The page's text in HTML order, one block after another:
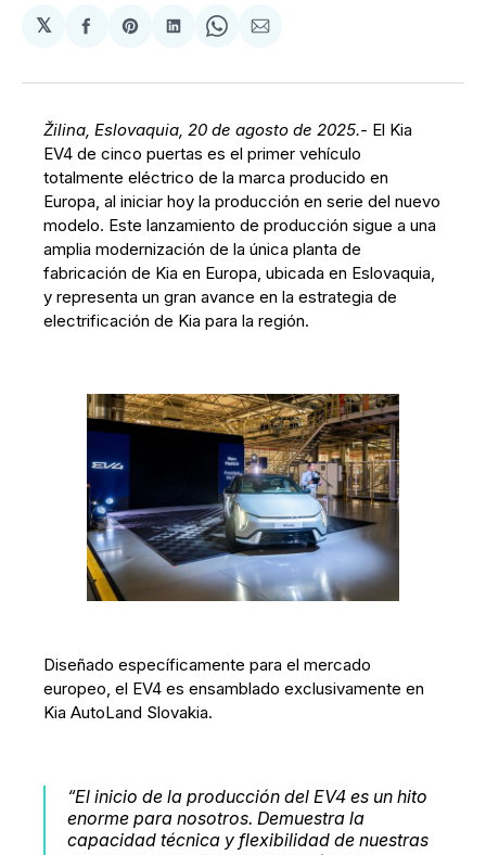
𝕏
Compartir
Facebook
Share
Pinterest
Compartir
LinkedIn
Share
WhatsApp
Compartir
Email
Žilina, Eslovaquia, 20 de agosto de 2025.- El Kia
EV4 de cinco puertas es el primer vehículo
totalmente eléctrico de la marca producido en
Europa, al iniciar hoy la producción en serie del nuevo
modelo. Este lanzamiento de producción sigue a una
amplia modernización de la única planta de
fabricación de Kia en Europa, ubicada en Eslovaquia,
y representa un gran avance en la estrategia de
electrificación de Kia para la región.
Diseñado específicamente para el mercado
europeo, el EV4 es ensamblado exclusivamente en
Kia AutoLand Slovakia.
“El inicio de la producción del EV4 es un hito
enorme para nosotros. Demuestra la
capacidad técnica y flexibilidad de nuestras